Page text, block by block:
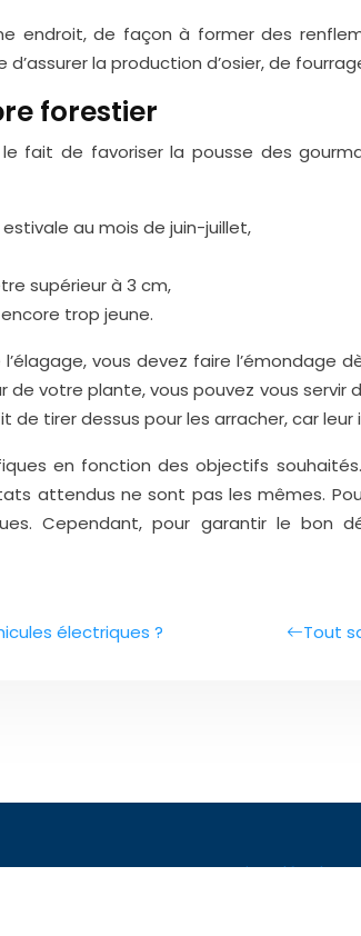
endroit, de façon à former des
la production d’osier, de
forestier
fait de favoriser la pousse des
au mois de juin-juillet,
supérieur à 3 cm,
trop jeune.
vous devez faire
votre plante, vous pouvez vous servir
de tirer dessus pour les arracher, car
en fonction des objectifs
attendus ne sont pas les mêmes.
Cependant, pour garantir le bon
électriques ? Tout
Mentions légales